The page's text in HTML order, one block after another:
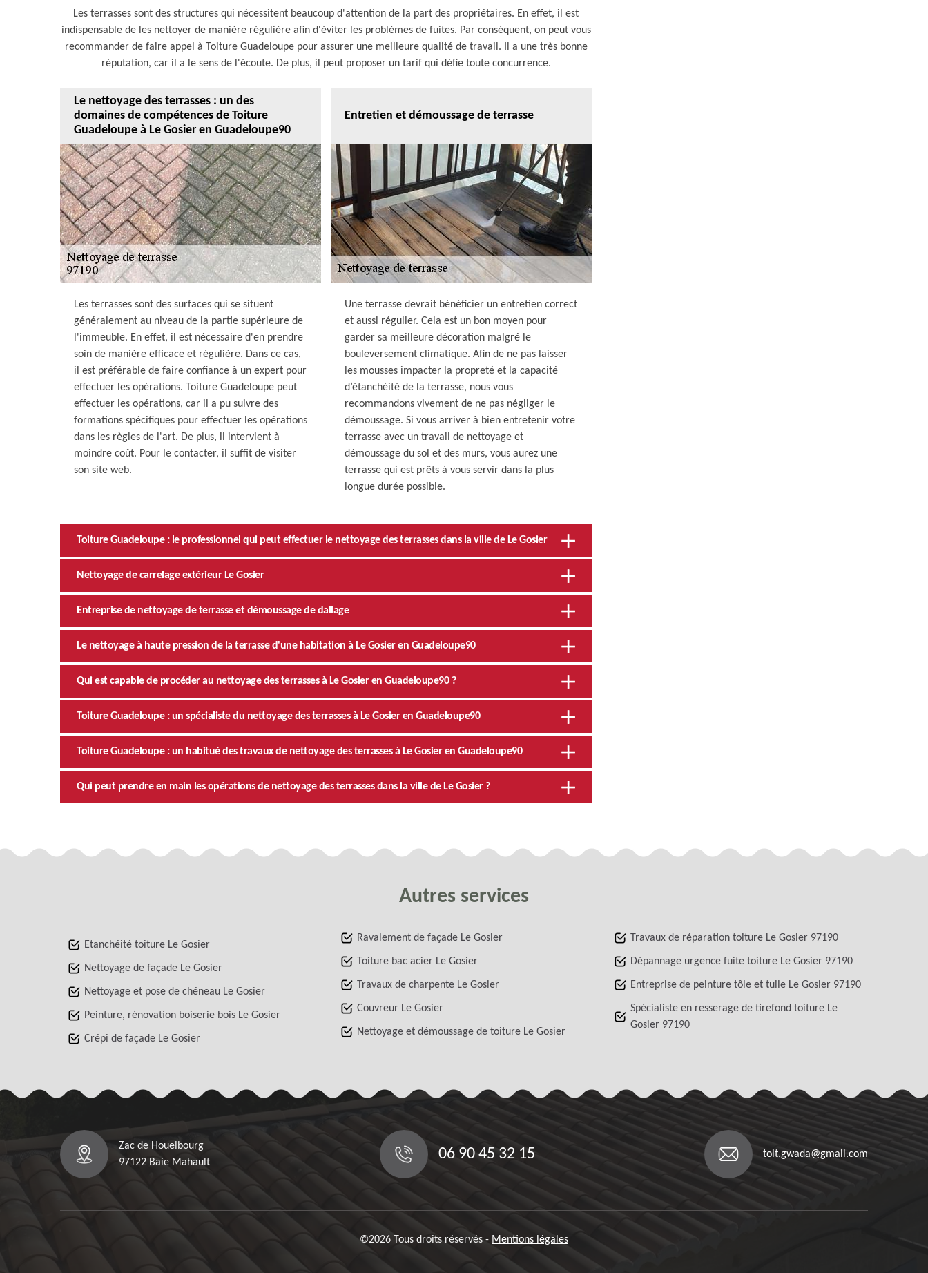
Les terrasses sont des structures qui nécessitent beaucoup d'attention de la part des propriétaires. En effet, il est
indispensable de les nettoyer de manière régulière afin d'éviter les problèmes de fuites. Par conséquent, on peut vous
recommander de faire appel à Toiture Guadeloupe pour assurer une meilleure qualité de travail. Il a une très bonne
réputation, car il a le sens de l'écoute. De plus, il peut proposer un tarif qui défie toute concurrence.
Le nettoyage des terrasses : un des
domaines de compétences de Toiture
Guadeloupe à Le Gosier en Guadeloupe90
Les terrasses sont des surfaces qui se situent
généralement au niveau de la partie supérieure de
l'immeuble. En effet, il est nécessaire d'en prendre
soin de manière efficace et régulière. Dans ce cas,
il est préférable de faire confiance à un expert pour
effectuer les opérations. Toiture Guadeloupe peut
effectuer les opérations, car il a pu suivre des
formations spécifiques pour effectuer les opérations
dans les règles de l'art. De plus, il intervient à
moindre coût. Pour le contacter, il suffit de visiter
son site web.
Entretien et démoussage de terrasse
Une terrasse devrait bénéficier un entretien correct
et aussi régulier. Cela est un bon moyen pour
garder sa meilleure décoration malgré le
bouleversement climatique. Afin de ne pas laisser
les mousses impacter la propreté et la capacité
d’étanchéité de la terrasse, nous vous
recommandons vivement de ne pas négliger le
démoussage. Si vous arriver à bien entretenir votre
terrasse avec un travail de nettoyage et
démoussage du sol et des murs, vous aurez une
terrasse qui est prêts à vous servir dans la plus
longue durée possible.
Toiture Guadeloupe : le professionnel qui peut effectuer le nettoyage des terrasses dans la ville de Le Gosier
Nettoyage de carrelage extérieur Le Gosier
Entreprise de nettoyage de terrasse et démoussage de dallage
Le nettoyage à haute pression de la terrasse d'une habitation à Le Gosier en Guadeloupe90
Qui est capable de procéder au nettoyage des terrasses à Le Gosier en Guadeloupe90 ?
Toiture Guadeloupe : un spécialiste du nettoyage des terrasses à Le Gosier en Guadeloupe90
Toiture Guadeloupe : un habitué des travaux de nettoyage des terrasses à Le Gosier en Guadeloupe90
Qui peut prendre en main les opérations de nettoyage des terrasses dans la ville de Le Gosier ?
Autres services
Etanchéité toiture Le Gosier
Nettoyage de façade Le Gosier
Nettoyage et pose de chéneau Le Gosier
Peinture, rénovation boiserie bois Le Gosier
Crépi de façade Le Gosier
Ravalement de façade Le Gosier
Toiture bac acier Le Gosier
Travaux de charpente Le Gosier
Couvreur Le Gosier
Nettoyage et démoussage de toiture Le Gosier
Travaux de réparation toiture Le Gosier 97190
Dépannage urgence fuite toiture Le Gosier 97190
Entreprise de peinture tôle et tuile Le Gosier 97190
Spécialiste en resserage de tirefond toiture Le
Gosier 97190
Zac de Houelbourg
97122 Baie Mahault
06 90 45 32 15 toit.gwada@gmail.com
©2026 Tous droits réservés - Mentions légales